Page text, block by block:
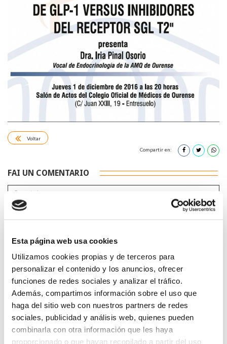
Esta página web usa cookies
Utilizamos cookies propias y de terceros para
personalizar el contenido y los anuncios, ofrecer
funciones de redes sociales y analizar el tráfico.
Además, compartimos información sobre el uso que
haga del sitio web con nuestros partners de redes
sociales, publicidad y análisis web, quienes pueden
combinarla con otra información que les haya
proporcionado o que hayan recopilado a partir del uso
Voltar
Compartir en:
FAI UN COMENTARIO
*Campos obrigatorios
Lin e acepto aPolítica de privacidade*